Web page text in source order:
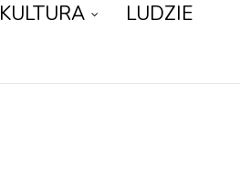
KULTURA LUDZIE